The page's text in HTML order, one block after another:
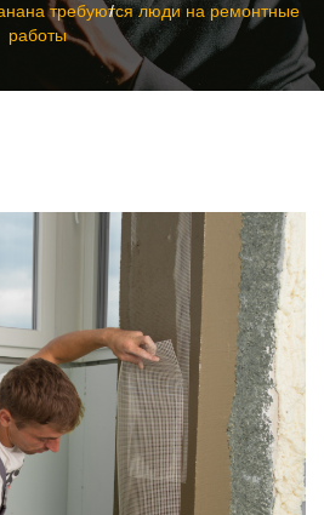
требуются люди на ремонтные
работы